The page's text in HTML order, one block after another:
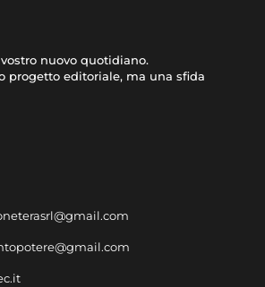
vostro nuovo quotidiano.
progetto editoriale, ma una sfida